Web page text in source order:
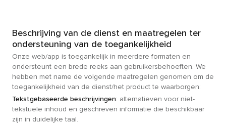
Beschrijving van de dienst en maatregelen ter
ondersteuning van de toegankelijkheid
Onze web/app is toegankelijk in meerdere formaten en
ondersteunt een brede reeks aan gebruikersbehoeften. We
hebben met name de volgende maatregelen genomen om de
toegankelijkheid van de dienst/het product te waarborgen:
Tekstgebaseerde beschrijvingen: alternatieven voor niet-
tekstuele inhoud en geschreven informatie die beschikbaar
zijn in duidelijke taal.